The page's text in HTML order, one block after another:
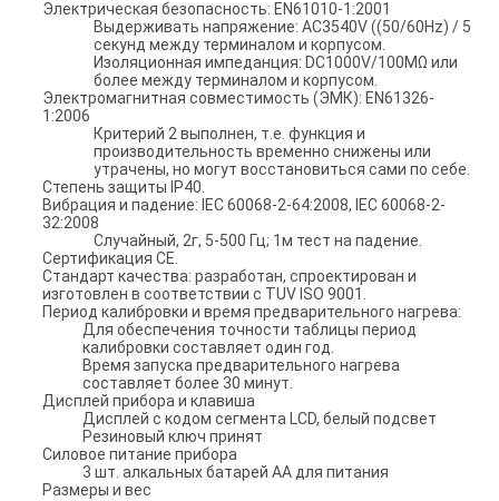
Электрическая безопасность: EN61010-1:2001
Выдерживать напряжение: AC3540V ((50/60Hz) / 5
секунд между терминалом и корпусом.
Изоляционная импеданция: DC1000V/100MΩ или
более между терминалом и корпусом.
Электромагнитная совместимость (ЭМК): EN61326-
1:2006
Критерий 2 выполнен, т.е. функция и
производительность временно снижены или
утрачены, но могут восстановиться сами по себе.
Степень защиты IP40.
Вибрация и падение: IEC 60068-2-64:2008, IEC 60068-2-
32:2008
Случайный, 2г, 5-500 Гц; 1м тест на падение.
Сертификация CE.
Стандарт качества: разработан, спроектирован и
изготовлен в соответствии с TUV ISO 9001.
Период калибровки и время предварительного нагрева:
Для обеспечения точности таблицы период
калибровки составляет один год.
Время запуска предварительного нагрева
составляет более 30 минут.
Дисплей прибора и клавиша
Дисплей с кодом сегмента LCD, белый подсвет
Резиновый ключ принят
Силовое питание прибора
3 шт. алкальных батарей АА для питания
Размеры и вес